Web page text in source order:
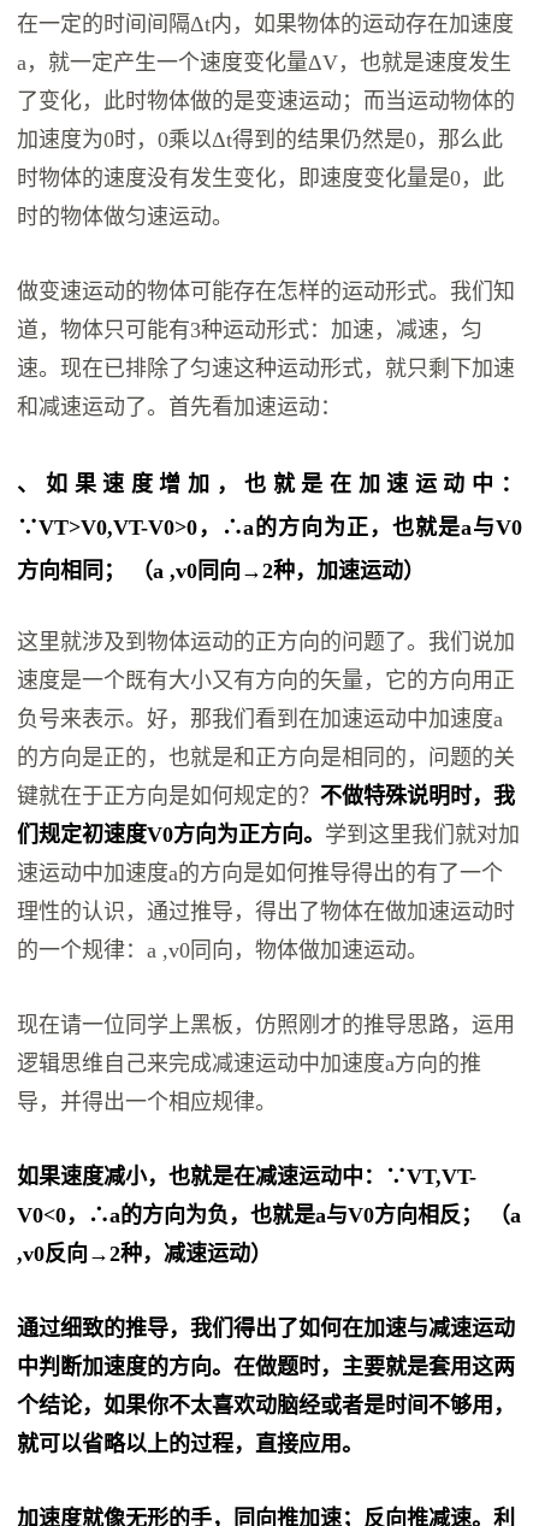
在一定的时间间隔Δt内，如果物体的运动存在加速度
a，就一定产生一个速度变化量ΔV，也就是速度发生
了变化，此时物体做的是变速运动；而当运动物体的
加速度为0时，0乘以Δt得到的结果仍然是0，那么此
时物体的速度没有发生变化，即速度变化量是0，此
时的物体做匀速运动。
做变速运动的物体可能存在怎样的运动形式。我们知
道，物体只可能有3种运动形式：加速，减速，匀
速。现在已排除了匀速这种运动形式，就只剩下加速
和减速运动了。首先看加速运动：
、如果速度增加，也就是在加速运动中：
∵VT>V0,VT-V0>0，∴a的方向为正，也就是a与V0
方向相同； （a ,v0同向→2种，加速运动）
这里就涉及到物体运动的正方向的问题了。我们说加
速度是一个既有大小又有方向的矢量，它的方向用正
负号来表示。好，那我们看到在加速运动中加速度a
的方向是正的，也就是和正方向是相同的，问题的关
键就在于正方向是如何规定的？不做特殊说明时，我
们规定初速度V0方向为正方向。 学到这里我们就对加
速运动中加速度a的方向是如何推导得出的有了一个
理性的认识，通过推导，得出了物体在做加速运动时
的一个规律：a ,v0同向，物体做加速运动。
现在请一位同学上黑板，仿照刚才的推导思路，运用
逻辑思维自己来完成减速运动中加速度a方向的推
导，并得出一个相应规律。
如果速度减小，也就是在减速运动中：∵VT,VT-
V0<0，∴a的方向为负，也就是a与V0方向相反； （a
,v0反向→2种，减速运动）
通过细致的推导，我们得出了如何在加速与减速运动
中判断加速度的方向。在做题时，主要就是套用这两
个结论，如果你不太喜欢动脑经或者是时间不够用，
就可以省略以上的过程，直接应用。
加速度就像无形的手，同向推加速；反向推减速。利